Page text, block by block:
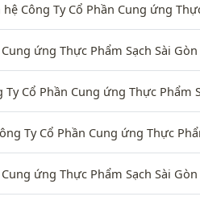
Công Ty Cổ Phần Cung ứng
Cung ứng Thực Phẩm Sạch Sài
Ty Cổ Phần Cung ứng Thực Phẩm
Ty Cổ Phần Cung ứng Thực
Cung ứng Thực Phẩm Sạch Sài